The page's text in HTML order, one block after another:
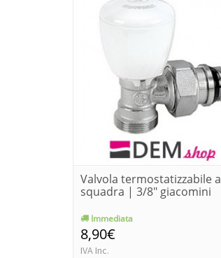
Valvola termostatizzabile a
squadra | 3/8" giacomini
Immediata
8,90€
IVA Inc.